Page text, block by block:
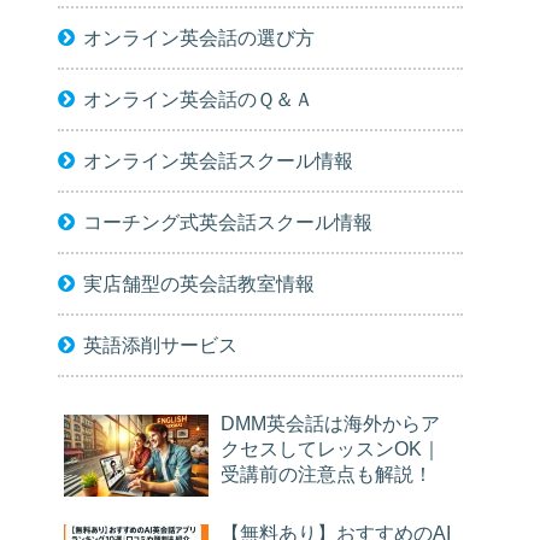
オンライン英会話の選び方
オンライン英会話のＱ＆Ａ
オンライン英会話スクール情報
コーチング式英会話スクール情報
実店舗型の英会話教室情報
英語添削サービス
DMM英会話は海外からア
クセスしてレッスンOK｜
受講前の注意点も解説！
【無料あり】おすすめのAI